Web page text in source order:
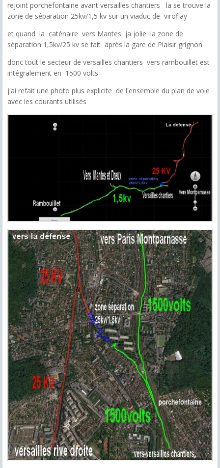
rejoint porchefontaine avant versailles chantiers la se trouve la
zone de séparation 25kv/1,5 kv sur un viaduc de viroflay
et quand la caténaire vers Mantes ja jolie la zone de
séparation 1,5kv/25 kv se fait après la gare de Plaisir grignon
donc tout le secteur de versailles chantiers vers rambouillet est
intégralement en 1500 volts
j'ai refait une photo plus explicite de l'ensemble du plan de voie
avec les courants utilisés